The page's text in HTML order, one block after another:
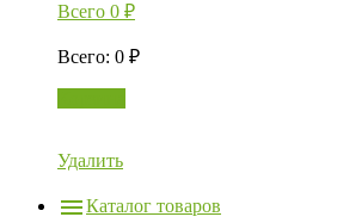
Всего 0 ₽
Всего: 0 ₽
Удалить
Каталог товаров